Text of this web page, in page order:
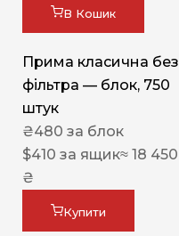
В Кошик
Прима класична без
фільтра — блок, 750
штук
₴480 за блок
$410 за ящик≈ 18 450
₴
Купити